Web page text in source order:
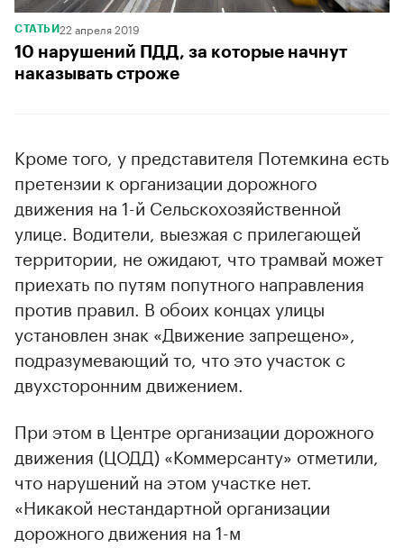
СТАТЬИ22 апреля 2019
10 нарушений ПДД, за которые начнут
наказывать строже
Кроме того, у представителя Потемкина есть
претензии к организации дорожного
движения на 1-й Сельскохозяйственной
улице. Водители, выезжая с прилегающей
территории, не ожидают, что трамвай может
приехать по путям попутного направления
против правил. В обоих концах улицы
установлен знак «Движение запрещено»,
подразумевающий то, что это участок с
двухсторонним движением.
При этом в Центре организации дорожного
движения (ЦОДД) «Коммерсанту» отметили,
что нарушений на этом участке нет.
«Никакой нестандартной организации
дорожного движения на 1-м